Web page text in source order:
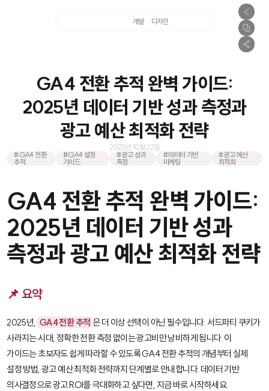
개발 디자인
GA4 전환 추적 완벽 가이드:
2025년 데이터 기반 성과 측정과
광고 예산 최적화 전략
2025년 10월 22일
#GA4 전환
추적
#GA4 설정
가이드
#광고 성과
측정
#데이터 기반
마케팅
#광고 예산
최적화
GA4 전환 추적 완벽 가이드:
2025년 데이터 기반 성과
측정과 광고 예산 최적화 전략
📌 요약
2025년, GA4 전환 추적 은 더 이상 선택이 아닌 필수입니다. 서드파티 쿠키가
사라지는 시대, 정확한 전환 측정 없이는 광고비만 낭비하게 됩니다. 이
가이드는 초보자도 쉽게 따라할 수 있도록 GA4 전환 추적의 개념부터 실제
설정 방법, 광고 예산 최적화 전략까지 단계별로 안내합니다. 데이터 기반
의사결정으로 광고 ROI를 극대화하고 싶다면, 지금 바로 시작하세요.